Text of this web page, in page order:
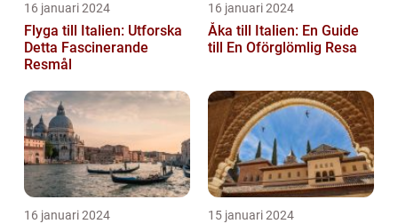
16 januari 2024
Flyga till Italien: Utforska
Detta Fascinerande
Resmål
16 januari 2024
Åka till Italien: En Guide
till En Oförglömlig Resa
16 januari 2024 15 januari 2024